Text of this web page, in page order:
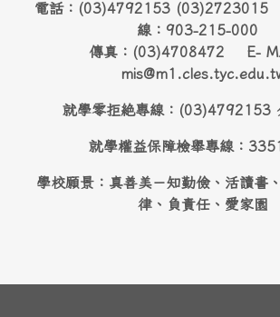
電話：(03)4792153
線：903-215-000
傳真：(03)4708472 E-
就學零拒絶專線：(03)4792153
就學權益保障檢舉專線：
學校願景：真善美－知勤儉、活讀書
律、負責任、愛家園